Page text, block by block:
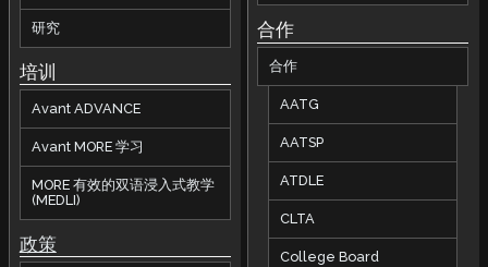
研究
培训
Avant ADVANCE
Avant MORE 学习
MORE 有效的双语浸入式教学
(MEDLI)
政策
合作
合作
AATG
AATSP
ATDLE
CLTA
College Board